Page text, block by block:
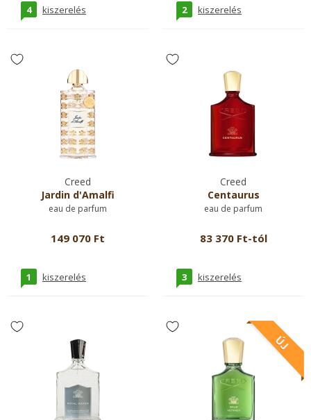
4 kiszerelés 2 kiszerelés
Creed
Jardin d'Amalfi
eau de parfum
149 070 Ft
1 kiszerelés
Creed
Centaurus
eau de parfum
83 370 Ft-tól
3 kiszerelés